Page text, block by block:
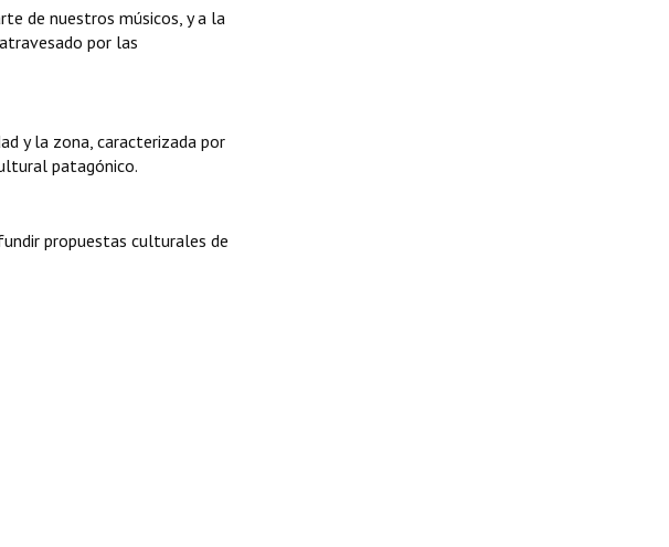
de nuestros músicos, y a la
por las
y la zona, caracterizada por
patagónico.
propuestas culturales de